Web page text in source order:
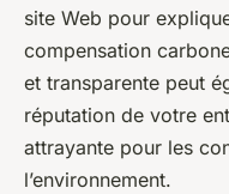
site Web pour
compensation
et transparente peut
réputation de votre
attrayante pour les
l’environnement.